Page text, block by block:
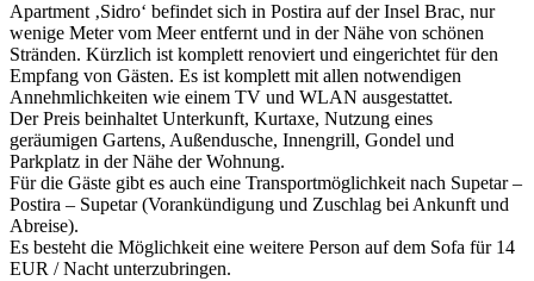
Apartment ‚Sidro‘ befindet sich in Postira auf der Insel Brac, nur
wenige Meter vom Meer entfernt und in der Nähe von schönen
Stränden. Kürzlich ist komplett renoviert und eingerichtet für den
Empfang von Gästen. Es ist komplett mit allen notwendigen
Annehmlichkeiten wie einem TV und WLAN ausgestattet.
Der Preis beinhaltet Unterkunft, Kurtaxe, Nutzung eines
geräumigen Gartens, Außendusche, Innengrill, Gondel und
Parkplatz in der Nähe der Wohnung.
Für die Gäste gibt es auch eine Transportmöglichkeit nach Supetar –
Postira – Supetar (Vorankündigung und Zuschlag bei Ankunft und
Abreise).
Es besteht die Möglichkeit eine weitere Person auf dem Sofa für 14
EUR / Nacht unterzubringen.